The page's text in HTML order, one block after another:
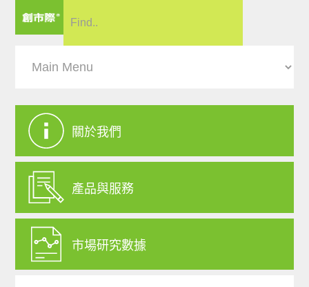
關於我們
產品與服務
市場研究數據